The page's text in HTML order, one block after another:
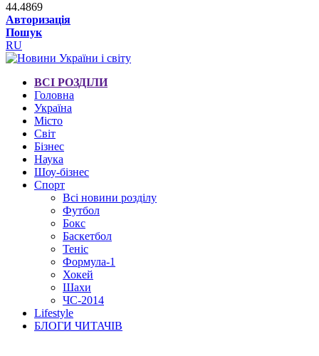
44.4869
Авторизація
Пошук
RU
ВСІ РОЗДІЛИ
Головна
Україна
Місто
Світ
Бізнес
Наука
Шоу-бізнес
Спорт
Всі новини розділу
Футбол
Бокс
Баскетбол
Теніс
Формула-1
Хокей
Шахи
ЧС-2014
Lifestyle
БЛОГИ ЧИТАЧІВ